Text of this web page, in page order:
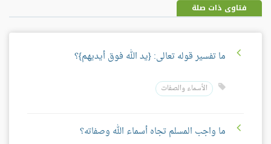
فتاوى ذات صلة
ما تفسير قوله تعالى: {يد الله فوق أيديهم}؟
الأسماء والصفات
ما واجب المسلم تجاه أسماء الله وصفاته؟